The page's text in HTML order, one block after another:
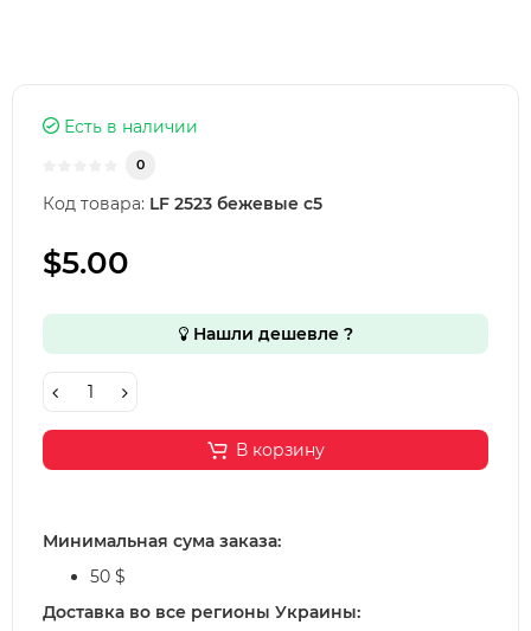
Есть в наличии
0
Код товара: LF 2523 бежевые c5
$5.00
Нашли дешевле ?
В корзину
Минимальная сума заказа:
50 $
Доставка во все регионы Украины: